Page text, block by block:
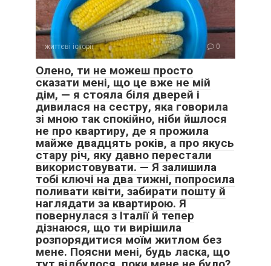
Вечорами я виходжу на той самий балкон. Тепер тут пахне
лише нічною прохолодою і спокоєм. Я дивлюся на зорі й
відчуваю, що нарешті належу сама собі. Це дивне
в ньому є своя особлива краса.
Я більше не боюся тиші. Вона стала моєю подругою. Я
читаю книги, які давно відкладала, печу пироги лише тоді,
коли мені хочеться, і саджу квіти там, де подобається
мені, а не за чиїмись порадами.
Життя — дивна штука. Воно може забрати у тебе все, що
ти вважала важливим, але натомість дати щось набагато
цінніше — свободу бути собою.
А як би ви вчинили на моєму місці? Чи варто було
намагатися зберегти сім’ю заради років, прожитих разом,
чи краще обрубати все відразу, як тільки відчули зраду?
Чи можна взагалі пробачити таку підлість, коли за твоєю
життєві історії 0
Олено, ти не можеш просто
сказати мені, що це вже не мій
дім, — я стояла біля дверей і
дивилася на сестру, яка говорила
зі мною так спокійно, ніби йшлося
не про квартиру, де я прожила
майже двадцять років, а про якусь
стару річ, яку давно перестали
використовувати. — Я залишила
тобі ключі на два тижні, попросила
поливати квіти, забирати пошту й
наглядати за квартирою. Я
повернулася з Італії й тепер
дізнаюся, що ти вирішила
розпорядитися моїм житлом без
мене. Поясни мені, будь ласка, що